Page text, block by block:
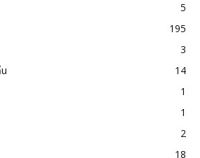
5
195
3
14
1
1
2
18